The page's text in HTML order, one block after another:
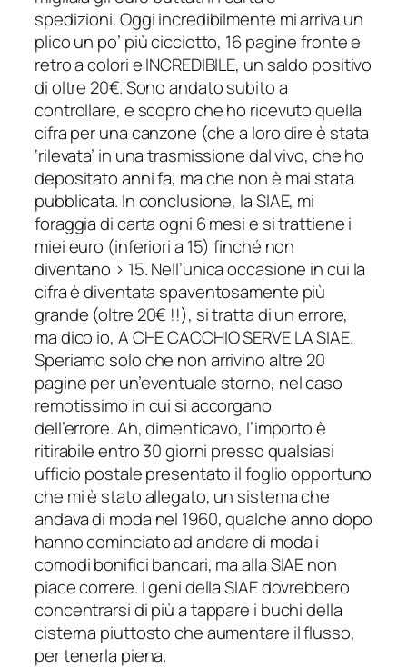
spedizioni. Oggi incredibilmente mi arriva un
plico un po’ più cicciotto, 16 pagine fronte e
retro a colori e INCREDIBILE, un saldo positivo
di oltre 20€. Sono andato subito a
controllare, e scopro che ho ricevuto quella
cifra per una canzone (che a loro dire è stata
‘rilevata’ in una trasmissione dal vivo, che ho
depositato anni fa, ma che non è mai stata
pubblicata. In conclusione, la SIAE, mi
foraggia di carta ogni 6 mesi e si trattiene i
miei euro (inferiori a 15) finché non
diventano > 15. Nell’unica occasione in cui la
cifra è diventata spaventosamente più
grande (oltre 20€ !!), si tratta di un errore,
ma dico io, A CHE CACCHIO SERVE LA SIAE.
Speriamo solo che non arrivino altre 20
pagine per un’eventuale storno, nel caso
remotissimo in cui si accorgano
dell’errore. Ah, dimenticavo, l’importo è
ritirabile entro 30 giorni presso qualsiasi
ufficio postale presentato il foglio opportuno
che mi è stato allegato, un sistema che
andava di moda nel 1960, qualche anno dopo
hanno cominciato ad andare di moda i
comodi bonifici bancari, ma alla SIAE non
piace correre. I geni della SIAE dovrebbero
concentrarsi di più a tappare i buchi della
cisterna piuttosto che aumentare il flusso,
per tenerla piena.